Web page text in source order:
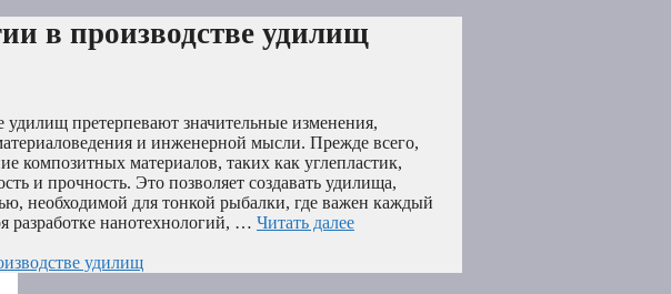
в производстве удилищ
претерпевают значительные изменения,
и инженерной мысли. Прежде всего,
композитных материалов, таких как углепластик,
и прочность. Это позволяет создавать удилища,
необходимой для тонкой рыбалки, где важен каждый
разработке нанотехнологий, … Читать далее
удилищ